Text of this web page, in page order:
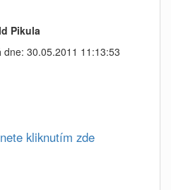
Pikula
dne: 30.05.2011 11:13:53
kliknutím zde